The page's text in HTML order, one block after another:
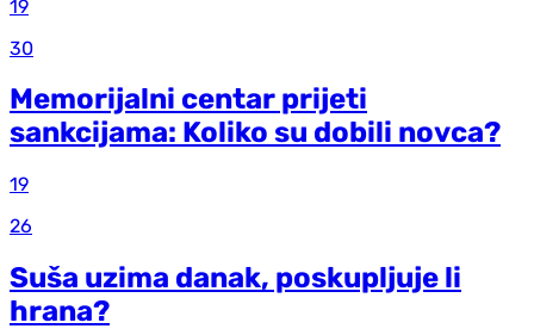
19
30
Memorijalni centar prijeti
sankcijama: Koliko su dobili novca?
19
26
Suša uzima danak, poskupljuje li
hrana?